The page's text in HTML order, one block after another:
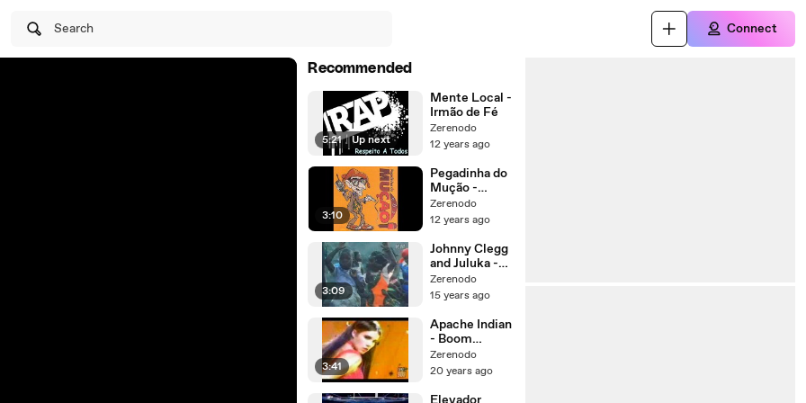
Search Connect
Recommended
5:21 | Up next
Mente Local -
Irmão de Fé
Zerenodo
12 years ago
3:10
Pegadinha do
Mução -
Chico Bolo
Zerenodo
12 years ago
3:09
Johnny Clegg
and Juluka -
Scatterlings
Of Africa
Zerenodo
15 years ago
3:41
Apache Indian
- Boom
Shack-A-Lak
Zerenodo
20 years ago